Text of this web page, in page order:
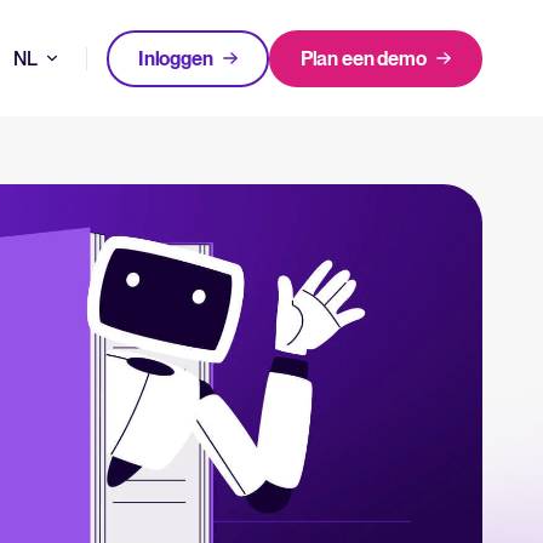
The State of Hiring in 2025
Lees hele verhaal
NL Inloggen Plan een demo
te beoordelen én te gebruiken.
het belangrijk is en hoe een ATS helpt bij een succesvolle strategie.
met Tellent Recruitee.